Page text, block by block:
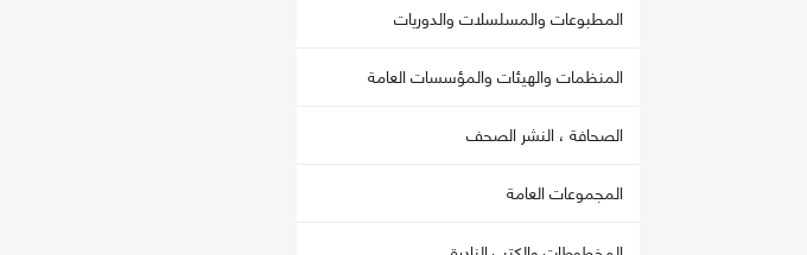
المطبوعات والمسلسلات والدوريات
المنظمات والهيئات والمؤسسات العامة
الصحافة ، النشر الصحف
المجموعات العامة